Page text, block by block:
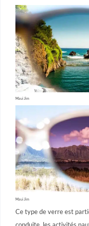
Maui Jim
Maui Jim
Ce type de verre est